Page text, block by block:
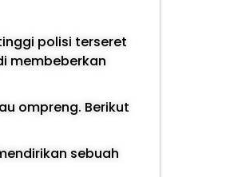
polisi terseret
membeberkan
ompreng. Berikut
sebuah